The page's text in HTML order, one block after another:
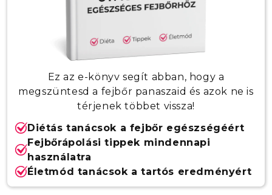
Ez az e-könyv segít abban, hogy a
megszüntesd a fejbőr panaszaid és azok ne is
térjenek többet vissza!
Diétás tanácsok a fejbőr egészségéért
Fejbőrápolási tippek mindennapi
használatra
Életmód tanácsok a tartós eredményért